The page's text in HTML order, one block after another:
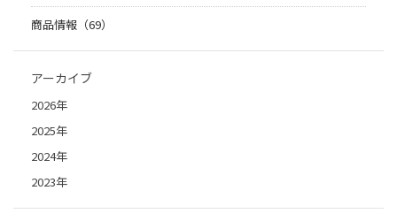
商品情報（69）
アーカイブ
2026年
2025年
2024年
2023年